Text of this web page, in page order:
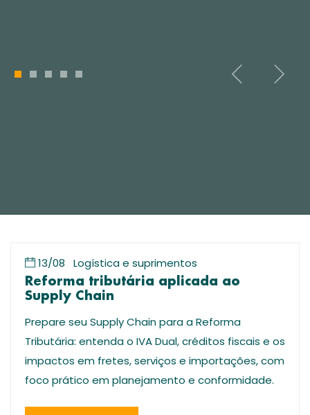
1 2 3 4 5
13/08 Logística e suprimentos
Reforma tributária aplicada ao
Supply Chain
Prepare seu Supply Chain para a Reforma
Tributária: entenda o IVA Dual, créditos fiscais e os
impactos em fretes, serviços e importações, com
foco prático em planejamento e conformidade.